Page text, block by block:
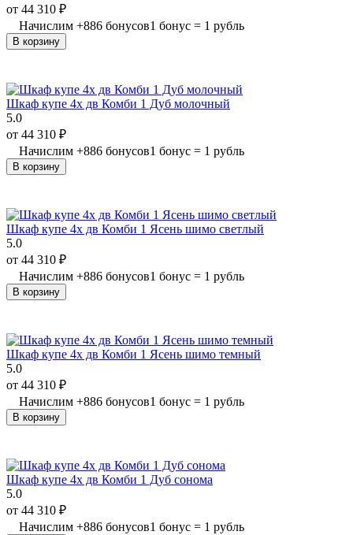
от 44 310 ₽
Начислим +886 бонусов1 бонус = 1 рубль
В корзину
Шкаф купе 4х дв Комби 1 Дуб молочный
5.0
от 44 310 ₽
Начислим +886 бонусов1 бонус = 1 рубль
В корзину
Шкаф купе 4х дв Комби 1 Ясень шимо светлый
5.0
от 44 310 ₽
Начислим +886 бонусов1 бонус = 1 рубль
В корзину
Шкаф купе 4х дв Комби 1 Ясень шимо темный
5.0
от 44 310 ₽
Начислим +886 бонусов1 бонус = 1 рубль
В корзину
Шкаф купе 4х дв Комби 1 Дуб сонома
5.0
от 44 310 ₽
Начислим +886 бонусов1 бонус = 1 рубль